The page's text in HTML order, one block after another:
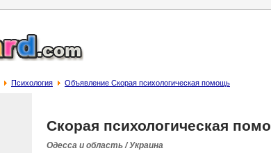
Психология Объявление Скорая психологическая помощь
Скорая психологическая
Одесса и область / Украина